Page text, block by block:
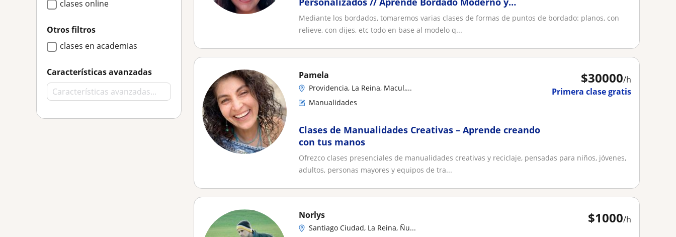
clases online
Otros filtros
clases en academias
Características avanzadas
Tradicional: Clase Personalizada
Mediante los bordados, tomaremos varias clases de formas de puntos de bordado: planos, con
relieve, con dijes, etc todo en base al modelo q...
$30000/h
Primera clase gratis
Pamela
Providencia, La Reina, Macul,...
Manualidades
Clases de Manualidades Creativas – Aprende creando
con tus manos
Ofrezco clases presenciales de manualidades creativas y reciclaje, pensadas para niños, jóvenes,
adultos, personas mayores y equipos de tra...
$1000/h
Norlys
Santiago Ciudad, La Reina, Ñu...